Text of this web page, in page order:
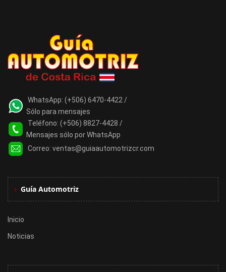
WhatsApp: (+506) 6470-4422 /
Sólo para mensajes
Teléfono: (+506) 8827-4428 /
Mensajes sólo por WhatsApp
Correo: ventas@guiaautomotrizcr.com
Guía Automotriz
Inicio
Noticias